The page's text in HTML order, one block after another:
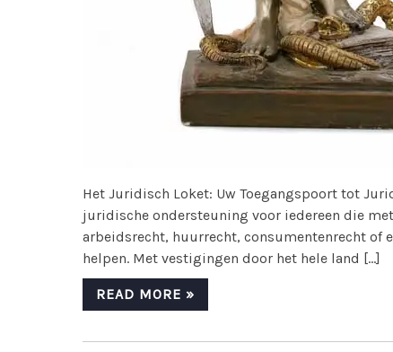
Het Juridisch Loket: Uw Toegangspoort tot
juridische ondersteuning voor iedereen die
arbeidsrecht, huurrecht, consumentenrecht of
helpen. Met vestigingen door het hele land […]
READ MORE »